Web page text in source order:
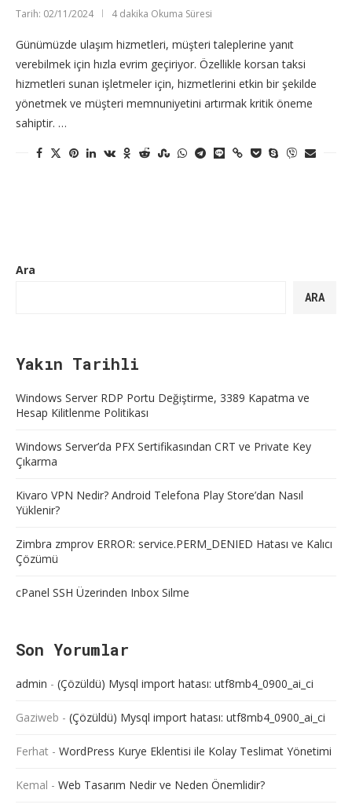
Tarih: 02/11/2024 4 dakika Okuma Süresi
Günümüzde ulaşım hizmetleri, müşteri taleplerine yanıt
verebilmek için hızla evrim geçiriyor. Özellikle korsan taksi
hizmetleri sunan işletmeler için, hizmetlerini etkin bir şekilde
yönetmek ve müşteri memnuniyetini artırmak kritik öneme
sahiptir. …
Ara
ARA
Yakın Tarihli
Windows Server RDP Portu Değiştirme, 3389 Kapatma ve
Hesap Kilitlenme Politikası
Windows Server’da PFX Sertifikasından CRT ve Private Key
Çıkarma
Kivaro VPN Nedir? Android Telefona Play Store’dan Nasıl
Yüklenir?
Zimbra zmprov ERROR: service.PERM_DENIED Hatası ve Kalıcı
Çözümü
cPanel SSH Üzerinden Inbox Silme
Son Yorumlar
admin - (Çözüldü) Mysql import hatası: utf8mb4_0900_ai_ci
Gaziweb - (Çözüldü) Mysql import hatası: utf8mb4_0900_ai_ci
Ferhat - WordPress Kurye Eklentisi ile Kolay Teslimat Yönetimi
Kemal - Web Tasarım Nedir ve Neden Önemlidir?